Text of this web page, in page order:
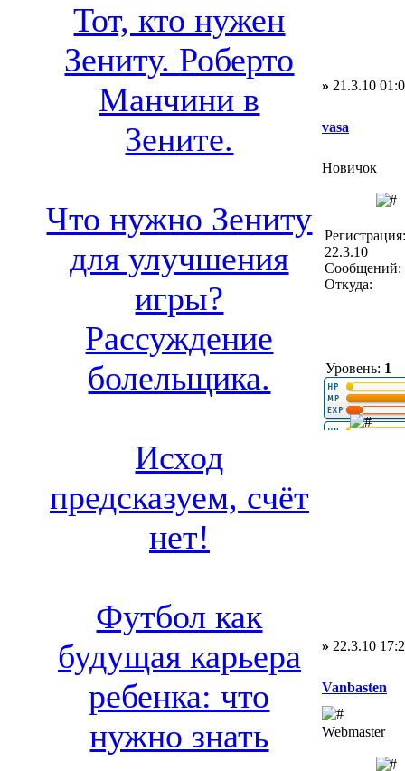
Тот, кто нужен
Зениту. Роберто
Манчини в
Зените.
Что нужно Зениту
для улучшения
игры?
Рассуждение
болельщика.
Исход
предсказуем, счёт
нет!
Футбол как
будущая карьера
ребенка: что
нужно знать
» 21.3.10
vasa
Новичок
Регистрация:
22.3.10
Сообщений:
Откуда:
Уровень: 1
» 22.3.10
Vanbasten
Webmaster